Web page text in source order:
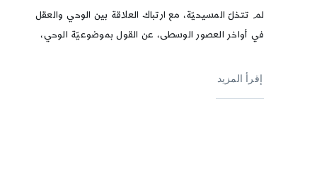
لم تتخلّ المسيحيّة، مع ارتباك العلاقة بين الوحي والعقل
في أواخر العصور الوسطى، عن القول بموضوعيّة الوحي،
إقرأ المزيد